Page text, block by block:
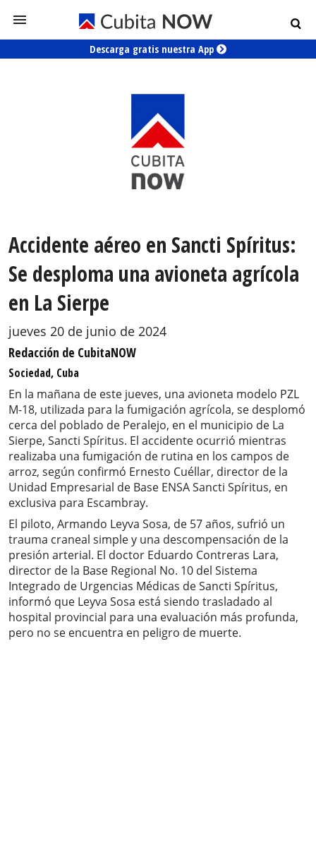
Descarga gratis nuestra App
Accidente aéreo en Sancti Spíritus:
Se desploma una avioneta agrícola
en La Sierpe
jueves 20 de junio de 2024
Redacción de CubitaNOW
Sociedad, Cuba
En la mañana de este jueves, una avioneta modelo PZL
M-18, utilizada para la fumigación agrícola, se desplomó
cerca del poblado de Peralejo, en el municipio de La
Sierpe, Sancti Spíritus. El accidente ocurrió mientras
realizaba una fumigación de rutina en los campos de
arroz, según confirmó Ernesto Cuéllar, director de la
Unidad Empresarial de Base ENSA Sancti Spíritus, en
exclusiva para Escambray.
El piloto, Armando Leyva Sosa, de 57 años, sufrió un
trauma craneal simple y una descompensación de la
presión arterial. El doctor Eduardo Contreras Lara,
director de la Base Regional No. 10 del Sistema
Integrado de Urgencias Médicas de Sancti Spíritus,
informó que Leyva Sosa está siendo trasladado al
hospital provincial para una evaluación más profunda,
pero no se encuentra en peligro de muerte.